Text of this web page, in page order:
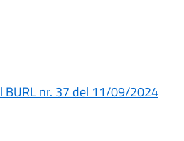
BURL nr. 37 del 11/09/2024